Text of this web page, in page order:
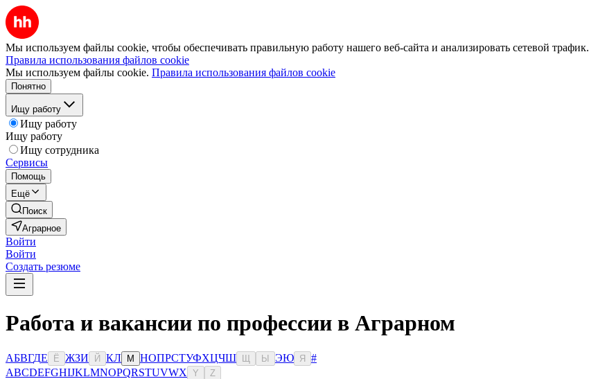
Мы используем файлы cookie, чтобы обеспечивать правильную работу нашего веб-сайта и анализировать сетевой трафик.
Правила использования файлов cookie
Мы используем файлы cookie. Правила использования файлов cookie
Понятно
Ищу работу
Ищу работу
Ищу работу
Ищу сотрудника
Сервисы
Помощь
Ещё
Поиск
Аграрное
Войти
Войти
Создать резюме
Работа и вакансии по профессии в Аграрном
АБВГДЕ Ё ЖЗИ Й КЛ М НОПРСТУФХЦЧШ Ы ЭЮ Я
#
ABCDEFGHIJKLMNOPQRSTUVWX Y Z